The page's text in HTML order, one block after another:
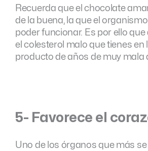
Recuerda que el chocolate
de la buena, la que el
poder funcionar. Es por ello
el colesterol malo que tienes en
producto de años de muy mala
5- Favorece el
Uno de los órganos que más se